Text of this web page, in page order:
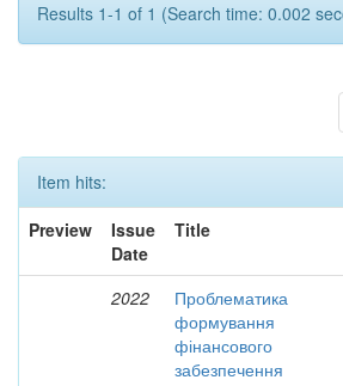
Results 1-1 of 1 (Search time: 0.002
Item hits:
Preview
Issue
Date
Title
2022
Проблематика
формування
фінансового
забезпечення